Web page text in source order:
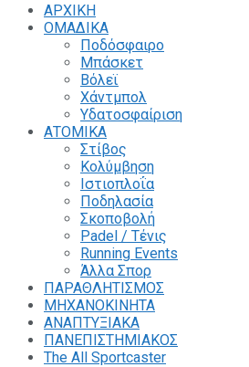
ΑΡΧΙΚΗ
ΟΜΑΔΙΚΑ
Ποδόσφαιρο
Μπάσκετ
Βόλεϊ
Χάντμπολ
Υδατοσφαίριση
ΑΤΟΜΙΚΑ
Στίβος
Κολύμβηση
Ιστιοπλοΐα
Ποδηλασία
Σκοποβολή
Padel / Τένις
Running Events
Άλλα Σπορ
ΠΑΡΑΘΛΗΤΙΣΜΟΣ
ΜΗΧΑΝΟΚΙΝΗΤΑ
ΑΝΑΠΤΥΞΙΑΚΑ
ΠΑΝΕΠΙΣΤΗΜΙΑΚΟΣ
The All Sportcaster